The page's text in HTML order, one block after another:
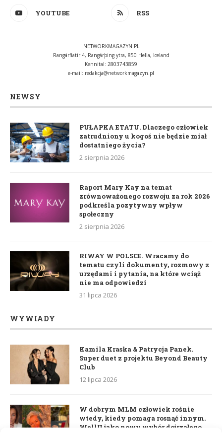
YOUTUBE RSS
NETWORKMAGAZYN.PL
Rangárflatir 4, Rangárþing ytra, 850 Hella, Iceland
Kennital: 2803743859
e-mail: redakcja@networkmagazyn.pl
NEWSY
PUŁAPKA ETATU. Dlaczego człowiek
zatrudniony u kogoś nie będzie miał
dostatniego życia?
2 sierpnia 2026
Raport Mary Kay na temat
zrównoważonego rozwoju za rok 2026
podkreśla pozytywny wpływ
społeczny
2 sierpnia 2026
RIWAY W POLSCE. Wracamy do
tematu czyli dokumenty, rozmowy z
urzędami i pytania, na które wciąż
nie ma odpowiedzi
31 lipca 2026
WYWIADY
Kamila Kraska & Patrycja Panek.
Super duet z projektu Beyond Beauty
Club
12 lipca 2026
W dobrym MLM człowiek rośnie
wtedy, kiedy pomaga rosnąć innym.
WellU jako nowy wybór dojrzałego